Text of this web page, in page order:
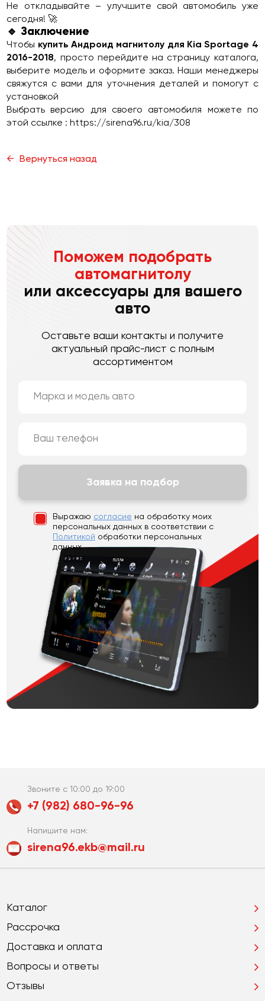
Не откладывайте – улучшите свой автомобиль уже
сегодня! 🚀
🔹 Заключение
Чтобы купить Андроид магнитолу для Kia Sportage 4
2016-2018, просто перейдите на страницу каталога,
выберите модель и оформите заказ. Наши менеджеры
свяжутся с вами для уточнения деталей и помогут с
установкой
Выбрать версию для своего автомобиля можете по
этой ссылке : https://sirena96.ru/kia/308
Вернуться назад
Поможем подобрать
автомагнитолу
или аксессуары для вашего
авто
Оставьте ваши контакты и получите
актуальный прайс-лист с полным
ассортиментом
Выражаю согласие на обработку моих
персональных данных в соответствии с
Политикой обработки персональных
данных
Заявка на подбор
Звоните с 10:00 до 19:00
+7 (982) 680-96-96
Напишите нам:
sirena96.ekb@mail.ru
Каталог
Рассрочка
Доставка и оплата
Вопросы и ответы
Отзывы